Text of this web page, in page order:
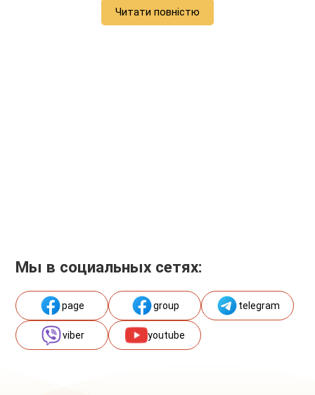
Читати повністю
Мы в социальных сетях:
page group telegram
viber youtube